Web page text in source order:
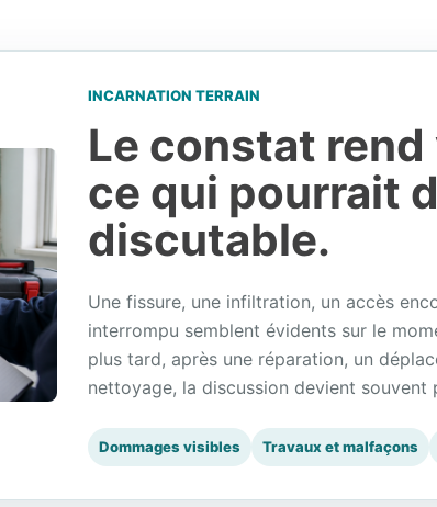
INCARNATION TERRAIN
Le constat
ce qui pourrait
discutable.
Une fissure, une infiltration, un accès
interrompu semblent évidents sur le
plus tard, après une réparation, un
nettoyage, la discussion devient souvent
Dommages visibles Travaux et malfaçons